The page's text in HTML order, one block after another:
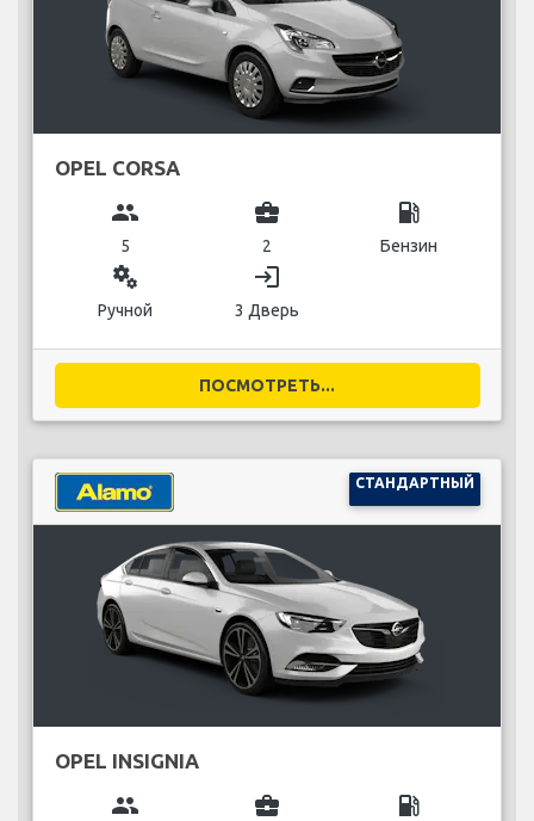
OPEL CORSA
group
5
business_center
2
local_gas_station
Бензин
miscellaneous_services
Ручной
login
3 Дверь
ПОСМОТРЕТЬ...
СТАНДАРТНЫЙ
OPEL INSIGNIA
group business_center local_gas_station